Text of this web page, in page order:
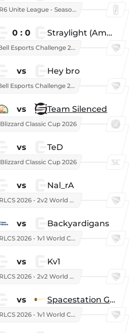
R6 Unite League - Season 1
0 : 0 Straylight (American team)
Bell Esports Challenge 2026
vs Hey bro
Bell Esports Challenge 2026
vs Team Silenced
Blizzard Classic Cup 2026
vs TeD
Blizzard Classic Cup 2026
vs Nal_rA
RLCS 2026 - 2v2 World Championship
vs Backyardigans
RLCS 2026 - 1v1 World Championship
vs Kv1
RLCS 2026 - 2v2 World Championship
vs Spacestation Gaming
RLCS 2026 - 1v1 World Championship